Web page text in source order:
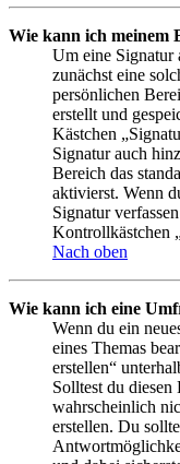
Wie kann ich meinem
Um eine Signatur
zunächst eine
persönlichen
erstellt und
Kästchen
Signatur auch
Bereich das
aktivierst. Wenn
Signatur
Kontrollkästchen
Nach oben
Wie kann ich eine
Wenn du ein
eines Themas
erstellen“
Solltest du diesen
wahrscheinlich
erstellen. Du